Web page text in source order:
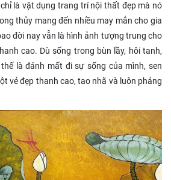
là vật dụng trang trí nội thất đẹp mà nó
thủy mang đến nhiều may mắn cho gia
đời nay vẫn là hình ảnh tượng trung cho
cao. Dù sống trong bùn lầy, hôi tanh,
là đánh mất đi sự sống của mình, sen
vẻ đẹp thanh cao, tao nhã và luôn phảng